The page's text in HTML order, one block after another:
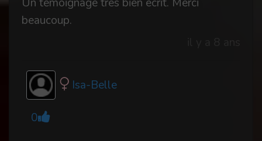
Un témoignage très bien écrit. Merci
beaucoup.
Isa-Belle
0